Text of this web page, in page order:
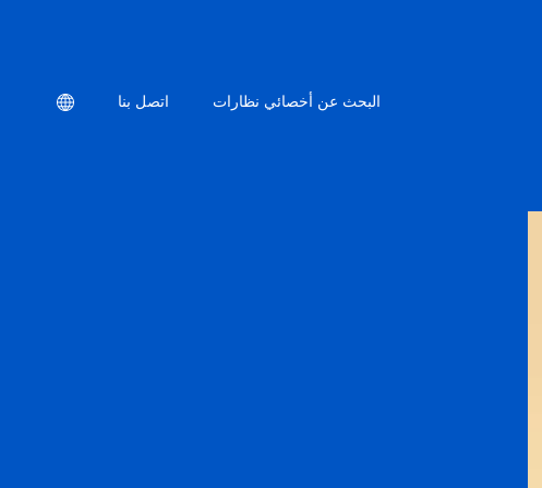
البحث عن أخصائي نظارات اتصل بنا Location